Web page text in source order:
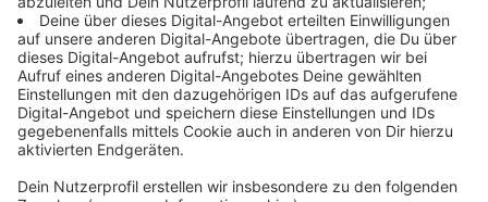
dann soll ihm allerdings ein Mitangeklagter gefolgt
sein und weiter auf ihn eingestochen haben. Das
Opfer sollen die mutmaßlichen Täter am Ende
einfach liegengelassen haben, der Mann ist
schließlich gestorben.
Den Angeklagten droht lebenslange Haft.